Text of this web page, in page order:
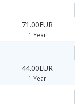
71.00EUR
1 Year
44.00EUR
1 Year